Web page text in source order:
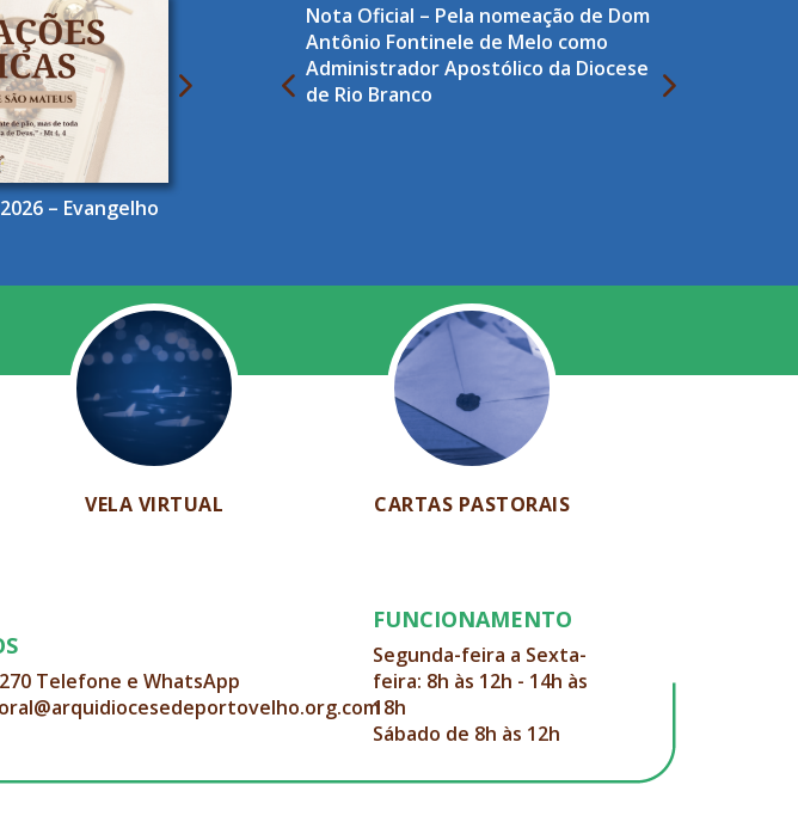
– Evangelho
Nota Oficial – Pela nomeação de Dom
Antônio Fontinele de Melo como
Administrador Apostólico da Diocese
de Rio Branco
VELA VIRTUAL CARTAS PASTORAIS
Telefone e WhatsApp
FUNCIONAMENTO
Segunda-feira a Sexta-
feira: 8h às 12h - 14h às
18h
Sábado de 8h às 12h